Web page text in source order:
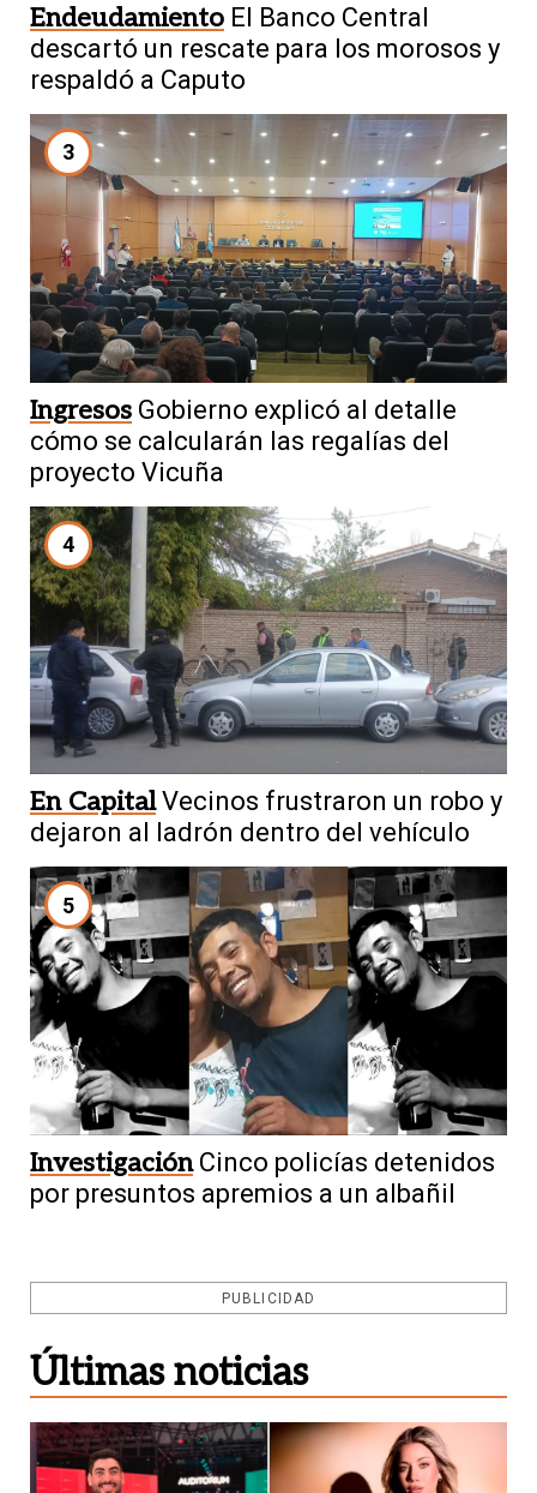
Endeudamiento El Banco Central
descartó un rescate para los morosos y
respaldó a Caputo
3
Ingresos Gobierno explicó al detalle
cómo se calcularán las regalías del
proyecto Vicuña
4
En Capital Vecinos frustraron un robo y
dejaron al ladrón dentro del vehículo
5
Investigación Cinco policías detenidos
por presuntos apremios a un albañil
PUBLICIDAD
Últimas noticias